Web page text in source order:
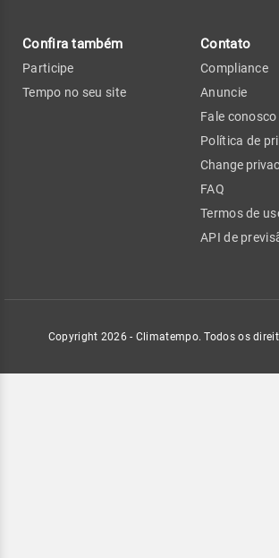
Confira também
Participe
Tempo no seu site
Contato
Compliance
Anuncie
Fale conosco
Política de
Change
FAQ
Termos de
API de
Copyright 2026 - Climatempo. Todos os